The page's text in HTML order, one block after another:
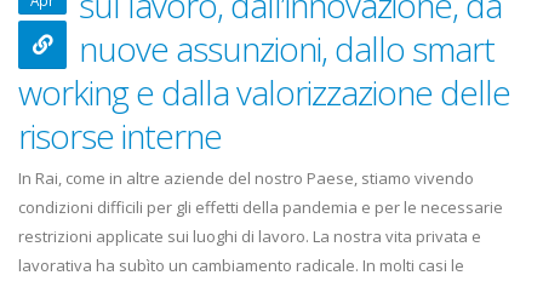
nuove assunzioni, dallo smart
working e dalla valorizzazione delle
risorse interne
In Rai, come in altre aziende del nostro Paese, stiamo vivendo
condizioni difficili per gli effetti della pandemia e per le necessarie
restrizioni applicate sui luoghi di lavoro. La nostra vita privata e
lavorativa ha subìto un cambiamento radicale. In molti casi le
Elezioni RSU Mediaset
R.T.I.
16 Giugno 2022
Convenzione Armonia
Centro Estetico
20 Gennaio 2022
22 Ottobre 2022
Elezioni RSU
Digitali
Telecom:
lo scorporo
21 Giugno 2022